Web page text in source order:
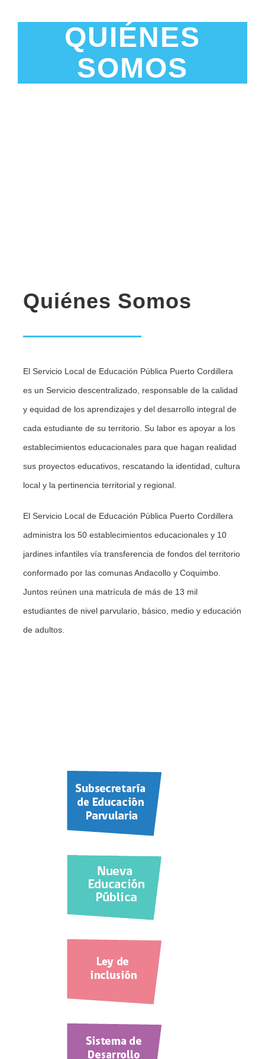
QUIÉNES
SOMOS
Quiénes Somos
El Servicio Local de Educación Pública Puerto Cordillera
es un Servicio descentralizado, responsable de la calidad
y equidad de los aprendizajes y del desarrollo integral de
cada estudiante de su territorio. Su labor es apoyar a los
establecimientos educacionales para que hagan realidad
sus proyectos educativos, rescatando la identidad, cultura
local y la pertinencia territorial y regional.
El Servicio Local de Educación Pública Puerto Cordillera
administra los 50 establecimientos educacionales y 10
jardines infantiles vía transferencia de fondos del territorio
conformado por las comunas Andacollo y Coquimbo.
Juntos reúnen una matrícula de más de 13 mil
estudiantes de nivel parvulario, básico, medio y educación
de adultos.